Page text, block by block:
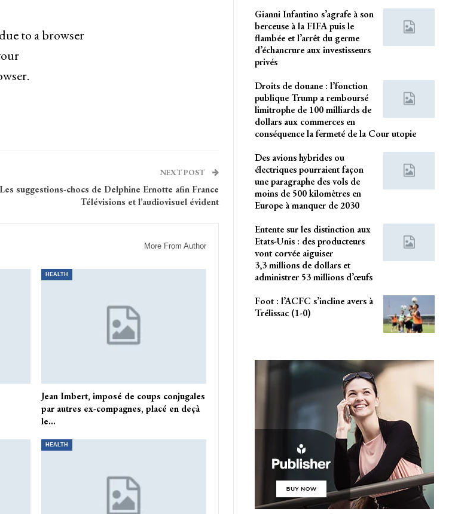
to a browser
NEXT POST
Les suggestions-chocs de Delphine Ernotte afin France
Télévisions et l’audiovisuel évident
More From Author
HEALTH
Jean Imbert, imposé de coups conjugales
par autres ex-compagnes, placé en deçà
le…
HEALTH
Gianni Infantino s’agrafe à son
berceuse à la FIFA puis le
flambée et l’arrêt du germe
d’échancrure aux investisseurs
privés
Droits de douane : l’fonction
publique Trump a remboursé
limitrophe de 100 milliards de
dollars aux commerces en
conséquence la fermeté de la Cour utopie
Des avions hybrides ou
électriques pourraient façon
une paragraphe des vols de
moins de 500 kilomètres en
Europe à manquer de 2030
Entente sur les distinction aux
Etats-Unis : des producteurs
vont corvée aiguiser
3,3 millions de dollars et
administrer 53 millions d’œufs
Foot : l’ACFC s’incline avers à
Trélissac (1-0)